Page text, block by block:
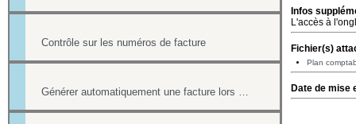
Contrôle sur les numéros de facture
Générer automatiquement une facture lors d'une vente dans la boutique
Infos
L'accès à
Fichier(s)
Plan
Date de mise